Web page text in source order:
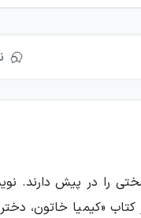
را در پیش دارند.
«کیمیا خاتون،